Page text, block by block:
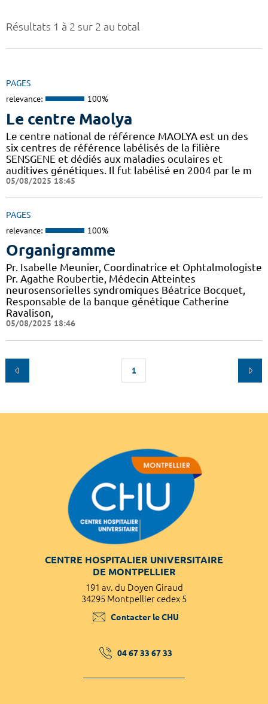
Résultats 1 à 2 sur 2 au total
PAGES
relevance: 100%
Le centre Maolya
Le centre national de référence MAOLYA est un des
six centres de référence labélisés de la filière
SENSGENE et dédiés aux maladies oculaires et
auditives génétiques. Il fut labélisé en 2004 par le m
05/08/2025 18:45
PAGES
relevance: 100%
Organigramme
Pr. Isabelle Meunier, Coordinatrice et Ophtalmologiste
Pr. Agathe Roubertie, Médecin Atteintes
neurosensorielles syndromiques Béatrice Bocquet,
Responsable de la banque génétique Catherine
Ravalison,
05/08/2025 18:46
1
CENTRE HOSPITALIER UNIVERSITAIRE
DE MONTPELLIER
191 av. du Doyen Giraud
34295 Montpellier cedex 5
Contacter le CHU
04 67 33 67 33